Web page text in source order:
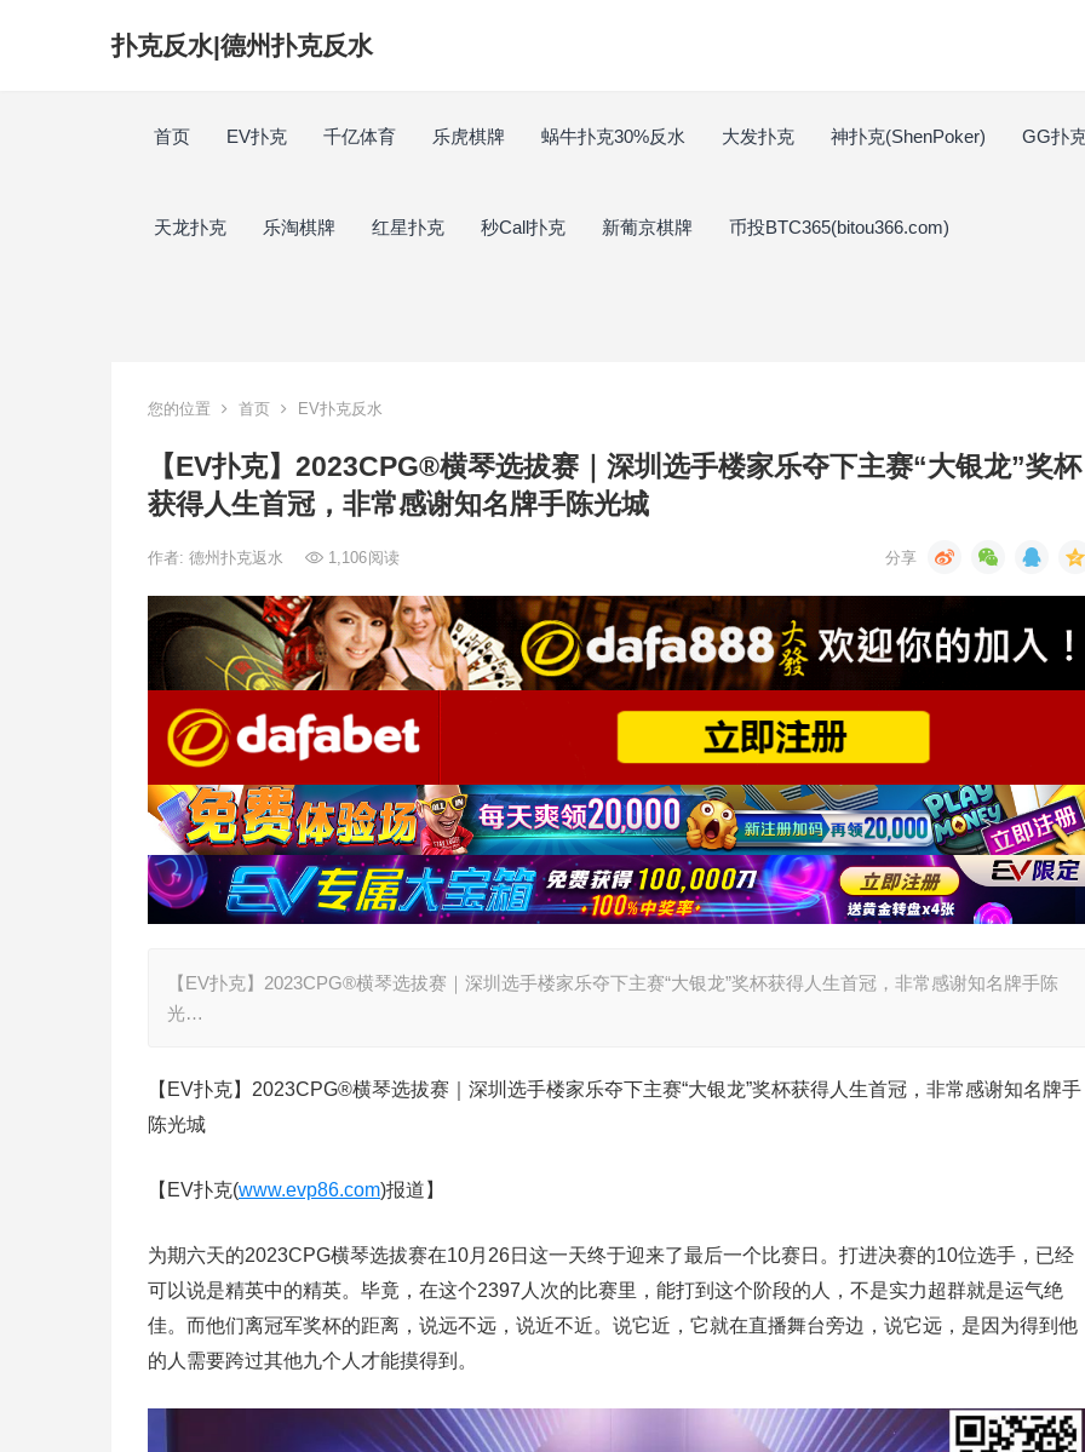
扑克反水|德州扑克反水
首页 EV扑克 千亿体育 乐虎棋牌 蜗牛扑克30%反水 大发扑克 神扑克(ShenPoker) GG扑
天龙扑克 乐淘棋牌 红星扑克 秒Call扑克 新葡京棋牌 币投BTC365(bitou366.com)
您的位置 首页 EV扑克反水
【EV扑克】2023CPG®横琴选拔赛｜深圳选手楼家乐夺下主赛“大银龙”奖杯
获得人生首冠，非常感谢知名牌手陈光城
作者: 德州扑克返水 1,106阅读
【EV扑克】2023CPG®横琴选拔赛｜深圳选手楼家乐夺下主赛“大银龙”奖杯获得人生首冠，非常感谢知名牌手陈
光…
【EV扑克】2023CPG®横琴选拔赛｜深圳选手楼家乐夺下主赛“大银龙”奖杯获得人生首冠，非常感谢知名牌手
陈光城
【EV扑克(www.evp86.com)报道】
为期六天的2023CPG横琴选拔赛在10月26日这一天终于迎来了最后一个比赛日。打进决赛的10位选手，已经
可以说是精英中的精英。毕竟，在这个2397人次的比赛里，能打到这个阶段的人，不是实力超群就是运气绝
佳。而他们离冠军奖杯的距离，说远不远，说近不近。说它近，它就在直播舞台旁边，说它远，是因为得到他
的人需要跨过其他九个人才能摸得到。